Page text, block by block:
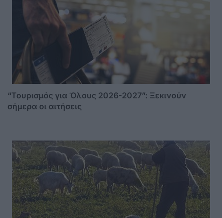
“Τουρισμός για Όλους 2026-2027”: Ξεκινούν
σήμερα οι αιτήσεις